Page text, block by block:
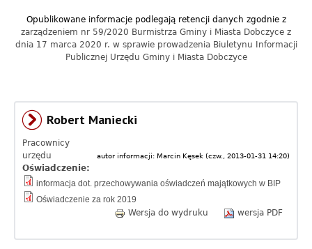
a
c
j
y
G
m
i
Opublikowane informacje podlegają retencji danych zgodnie z
zarządzeniem nr 59/2020 Burmistrza Gminy i Miasta Dobczyce z
dnia 17 marca 2020 r. w sprawie prowadzenia Biuletynu Informacji
Publicznej Urzędu Gminy i Miasta Dobczyce
Robert Maniecki
autor informacji: Marcin Kęsek (czw., 2013-01-31 14:20)
Pracownicy
urzędu
Oświadczenie:
informacja dot. przechowywania oświadczeń majątkowych w BIP
Oświadczenie za rok 2019
Wersja do wydruku
wersja PDF